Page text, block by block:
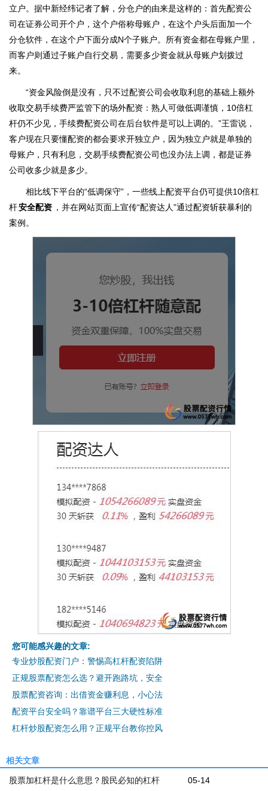
立户。据中新经纬记者了解，分仓户的由来是这样的：首先配资公
司在证券公司开个户，这个户俗称母账户，在这个户头后面加一个
分仓软件，在这个户下面分成N个子账户。所有资金都在母账户里，
而客户则通过子账户自行交易，需要多少资金就从母账户划拨过
来。
“资金风险倒是没有，只不过配资公司会收取利息的基础上额外
收取交易手续费严监管下的场外配资：熟人可做低调谨慎，10倍杠
杆仍不少见，手续费配资公司在后台软件是可以上调的。”王雷说，
客户现在只要懂配资的都会要求开独立户，因为独立户就是单独的
母账户，只有利息，交易手续费配资公司也没办法上调，都是证券
公司收多少就是多少。
相比线下平台的“低调保守”，一些线上配资平台仍可提供10倍杠
杆安全配资 ，并在网站页面上宣传“配资达人”通过配资斩获暴利的
案例。
您可能感兴趣的文章:
专业炒股配资门户：警惕高杠杆配资陷阱
正规股票配资怎么选？避开跑路坑，安全
股票配资咨询：出借资金赚利息，小心法
配资平台安全吗？靠谱平台三大硬性标准
杠杆炒股配资怎么用？正规平台教你控风
相关文章
05-14
股票加杠杆是什么意思？股民必知的杠杆